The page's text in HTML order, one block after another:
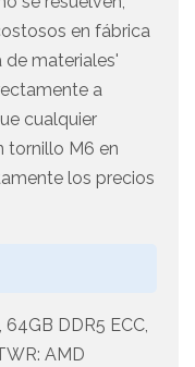
en fábrica
de materiales'
a
cualquier
tornillo M6 en
los precios
DDR5 ECC,
AMD